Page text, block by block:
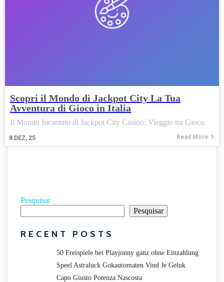
Scopri il Mondo di Jackpot City La Tua
Avventura di Gioco in Italia
8 DEZ, 25
Il Mondo Incantato di Jackpot City Casino: Viaggio tra Gioco
Read More
Pesquisar
Pesquisar
RECENT POSTS
50 Freispiele bei Playjonny ganz ohne Einzahlung
Speel Astraluck Gokautomaten Vind Je Geluk
Capo Giusto Potenza Nascosta